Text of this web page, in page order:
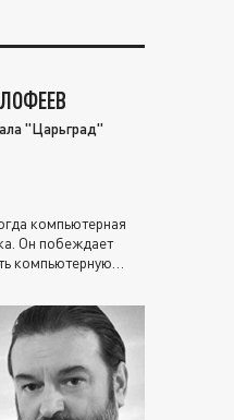
"Царьград"
компьютерная
Он побеждает
компьютерную